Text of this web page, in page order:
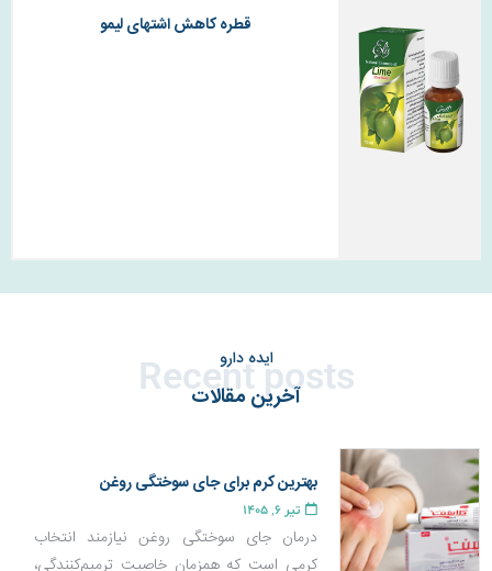
قطره کاهش اشتهای لیمو
ایده دارو
آخرین مقالات
Recent posts
بهترین کرم برای جای سوختگی روغن
تیر 6, 1405
درمان جای سوختگی روغن نیازمند انتخاب
کرمی است که همزمان خاصیت ترمیم‌کنندگی،